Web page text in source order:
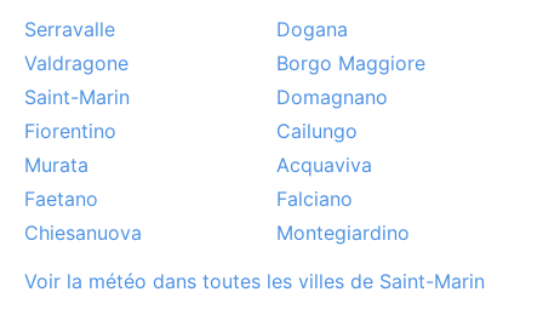
Serravalle
Dogana
Valdragone
Borgo Maggiore
Saint-Marin
Domagnano
Fiorentino
Cailungo
Murata
Acquaviva
Faetano
Falciano
Chiesanuova
Montegiardino
Voir la météo dans toutes les villes de Saint-Marin